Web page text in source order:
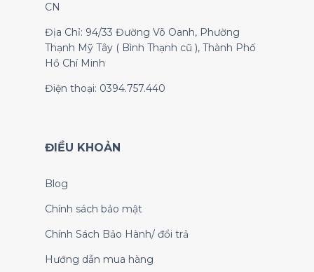
CN
Địa Chỉ: 94/33 Đường Võ Oanh, Phường
Thạnh Mỹ Tây ( Bình Thạnh cũ ), Thành Phố
Hồ Chí Minh
Điện thoại: 0394.757.440
ĐIỀU KHOẢN
Blog
Chính sách bảo mật
Chính Sách Bảo Hành/ đổi trả
Hướng dẫn mua hàng